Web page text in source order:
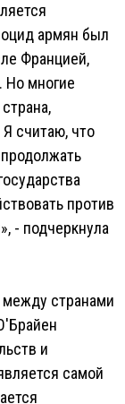
армян был
Францией,
Но многие
считаю, что
против
- подчеркнула
странами
и
самой